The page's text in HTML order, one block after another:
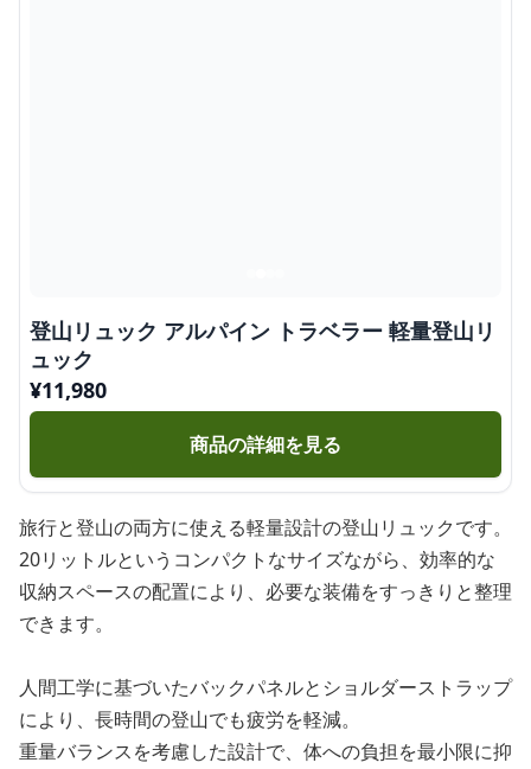
登山リュック アルパイン トラベラー 軽量登山リ
ュック
¥11,980
商品の詳細を見る
旅行と登山の両方に使える軽量設計の登山リュックです。
20リットルというコンパクトなサイズながら、効率的な
収納スペースの配置により、必要な装備をすっきりと整理
できます。
人間工学に基づいたバックパネルとショルダーストラップ
により、長時間の登山でも疲労を軽減。
重量バランスを考慮した設計で、体への負担を最小限に抑